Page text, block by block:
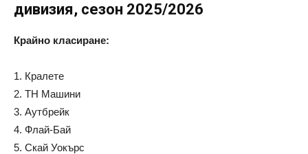
дивизия, сезон 2025/2026
Крайно класиране:
1. Кралете
2. ТН Машини
3. Аутбрейк
4. Флай-Бай
5. Скай Уокърс